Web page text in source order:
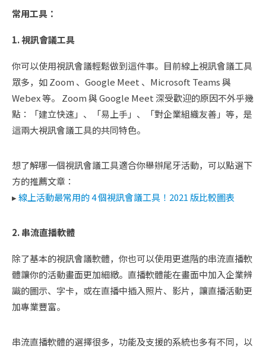
常用工具：
1. 視訊會議工具
你可以使用視訊會議輕鬆做到這件事。目前線上視訊會議工具
眾多，如 Zoom 、Google Meet 、Microsoft Teams 與
Webex 等。 Zoom 與 Google Meet 深受歡迎的原因不外乎幾
點：「建立快速」、「易上手」、「對企業組織友善」等，是
這兩大視訊會議工具的共同特色。
想了解哪一個視訊會議工具適合你舉辦尾牙活動，可以點選下
方的推薦文章：
▸線上活動最常用的 4 個視訊會議工具！2021 版比較圖表
2. 串流直播軟體
除了基本的視訊會議軟體，你也可以使用更進階的串流直播軟
體讓你的活動畫面更加細緻。直播軟體能在畫面中加入企業辨
識的圖示、字卡，或在直播中插入照片、影片，讓直播活動更
加專業豐富。
串流直播軟體的選擇很多，功能及支援的系統也多有不同，以